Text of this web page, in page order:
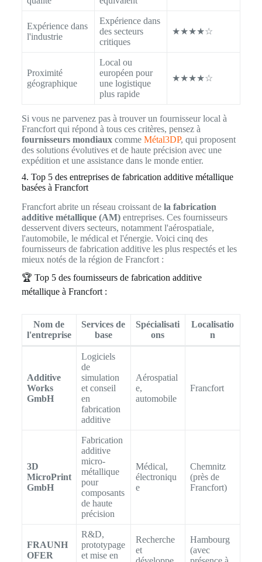
Expérience dans
l'industrie
Expérience dans
des secteurs
critiques
★★★★☆
Proximité
géographique
Local ou
européen pour
une logistique
plus rapide
★★★★☆
Si vous ne parvenez pas à trouver un fournisseur local à
Francfort qui répond à tous ces critères, pensez à
fournisseurs mondiauxcomme Métal3DP, qui proposent
des solutions évolutives et de haute précision avec une
expédition et une assistance dans le monde entier.
4. Top 5 des entreprises de fabrication additive métallique
basées à Francfort
Francfort abrite un réseau croissant de la fabrication
additive métallique (AM)entreprises. Ces fournisseurs
desservent divers secteurs, notamment l'aérospatiale,
l'automobile, le médical et l'énergie. Voici cinq des
fournisseurs de fabrication additive les plus respectés et les
mieux notés de la région de Francfort :
🏆 Top 5 des fournisseurs de fabrication additive
métallique à Francfort :
Nom de
l'entreprise
Services de
base
Spécialisati
ons
Localisatio
n
Additive
Works
GmbH
Logiciels
de
simulation
et conseil
en
fabrication
additive
Aérospatial
e,
automobile
Francfort
3D
MicroPrint
GmbH
Fabrication
additive
micro-
métallique
pour
composants
de haute
précision
Médical,
électroniqu
e
Chemnitz
(près de
Francfort)
FRAUNH
OFER
R&D,
prototypage
et mise en
Recherche
et
Hambourg
(avec